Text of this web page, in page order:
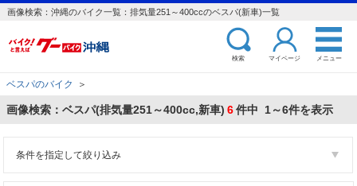
画像検索：沖縄のバイク一覧：排気量251～400ccのベスパ(新車)一覧
検索 マイページ メニュー
ベスパのバイク ＞
画像検索：ベスパ(排気量251～400cc,新車) 6件中 1～6件を表示
条件を指定して絞り込み